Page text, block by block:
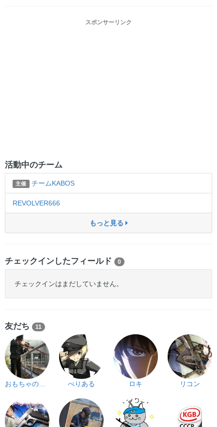
スポンサーリンク
活動中のチーム
主催 チームKABOS
REVOLVER666
もっと見る
チェックインしたフィールド 0
チェックインはまだしていません。
友だち 11
おもちゃの兵隊 べりある ロキ リコン